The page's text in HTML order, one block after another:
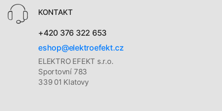
KONTAKT
+420 376 322 653
eshop@elektroefekt.cz
ELEKTRO EFEKT s.r.o.
Sportovní 783
339 01 Klatovy